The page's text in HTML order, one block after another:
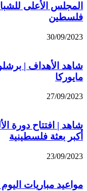
المجلس الأعلى
فلسطين
30/09/2023
شاهد الأهداف |
مايوركا
27/09/2023
شاهد | افتتاح دورة
أكبر بعثة فلسطينية
23/09/2023
مواعيد مباريات